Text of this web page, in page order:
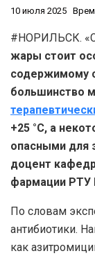
10 июля 2025
#НОРИЛЬСК.
жары стоит
содержимому
большинство
+25 °C, а
опасными для
доцент
фармации
По словам
антибиотики.
как